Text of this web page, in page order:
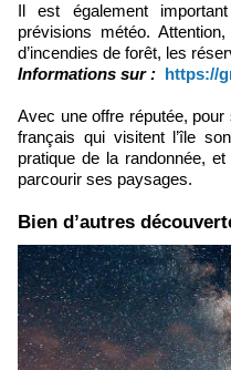
Il est également
prévisions météo.
d’incendies de forêt, les
Informations sur : https://
Avec une offre réputée,
français qui visitent l’île
pratique de la randonnée,
parcourir ses paysages.
Bien d’autres